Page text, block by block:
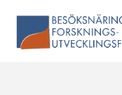
content